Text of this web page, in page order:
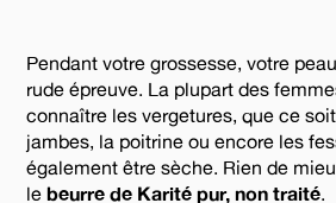
Pendant votre grossesse, votre
rude épreuve. La plupart des
connaître les vergetures, que ce
jambes, la poitrine ou encore les
également être sèche. Rien de
lebeurre de Karité pur, non traité.